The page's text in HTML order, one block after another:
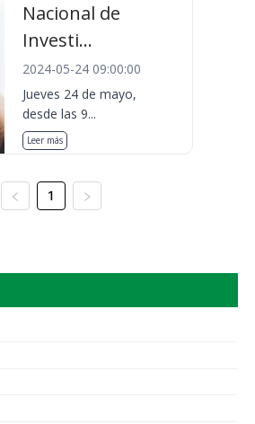
Nacional de
Investi...
2024-05-24 09:00:00
Jueves 24 de mayo,
desde las 9...
Leer más
1